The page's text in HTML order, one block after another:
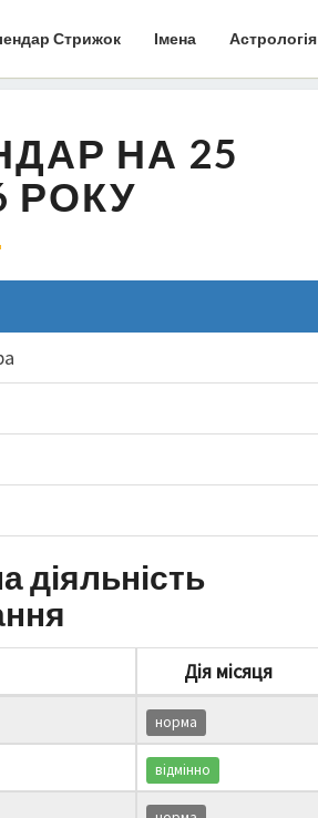
Стрижок Імена Астрологія
НА 25
РОКУ
діяльність
Дія місяця
норма
відмінно